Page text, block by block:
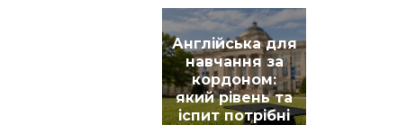
Англійська для
навчання за
кордоном:
який рівень та
іспит потрібні